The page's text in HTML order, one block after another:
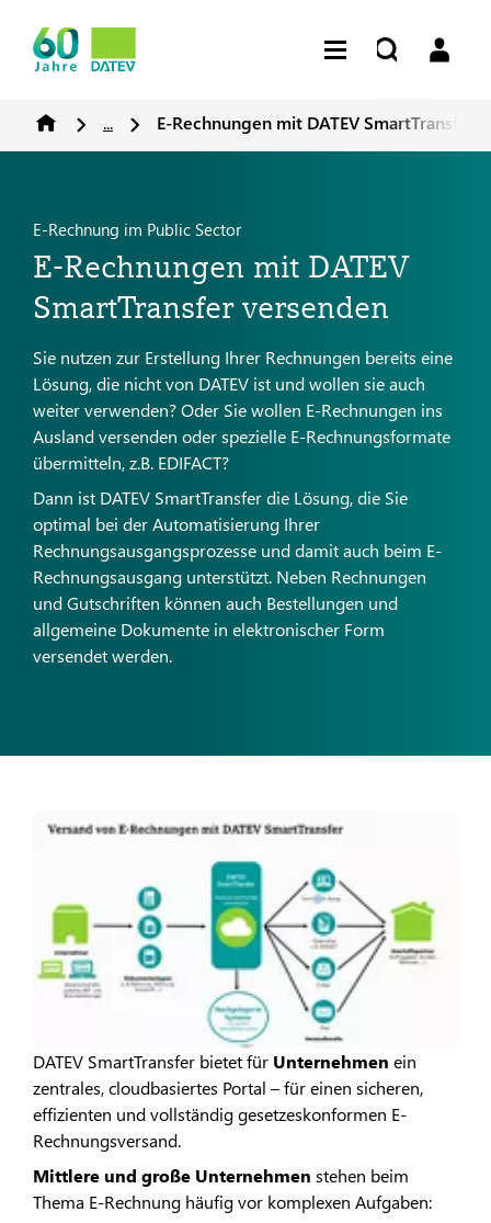
... E-Rechnungen mit DATEV SmartTransfer
E-Rechnung im Public Sector
E-Rechnungen mit DATEV
SmartTransfer versenden
Sie nutzen zur Erstellung Ihrer Rechnungen bereits eine
Lösung, die nicht von DATEV ist und wollen sie auch
weiter verwenden? Oder Sie wollen E-Rechnungen ins
Ausland versenden oder spezielle E-Rechnungsformate
übermitteln, z.B. EDIFACT?
Dann ist DATEV SmartTransfer die Lösung, die Sie
optimal bei der Automatisierung Ihrer
Rechnungsausgangsprozesse und damit auch beim E-
Rechnungsausgang unterstützt. Neben Rechnungen
und Gutschriften können auch Bestellungen und
allgemeine Dokumente in elektronischer Form
versendet werden.
DATEV SmartTransfer bietet für Unternehmen ein
zentrales, cloudbasiertes Portal – für einen sicheren,
effizienten und vollständig gesetzeskonformen E-
Rechnungsversand.
Mittlere und große Unternehmen stehen beim
Thema E-Rechnung häufig vor komplexen Aufgaben: